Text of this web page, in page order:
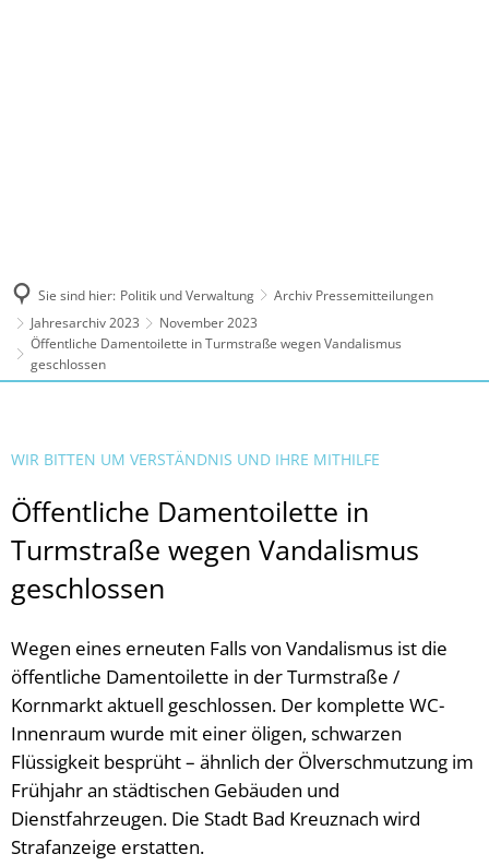
Sie sind hier: Politik und Verwaltung
Archiv Pressemitteilungen
Jahresarchiv 2023
November 2023
Öffentliche Damentoilette in Turmstraße wegen Vandalismus
geschlossen
WIR BITTEN UM VERSTÄNDNIS UND IHRE MITHILFE
Öffentliche Damentoilette in
Turmstraße wegen Vandalismus
geschlossen
Wegen eines erneuten Falls von Vandalismus ist die
öffentliche Damentoilette in der Turmstraße /
Kornmarkt aktuell geschlossen. Der komplette WC-
Innenraum wurde mit einer öligen, schwarzen
Flüssigkeit besprüht – ähnlich der Ölverschmutzung im
Frühjahr an städtischen Gebäuden und
Dienstfahrzeugen. Die Stadt Bad Kreuznach wird
Strafanzeige erstatten.